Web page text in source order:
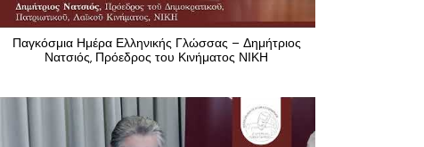
Παγκόσμια Ημέρα Ελληνικής Γλώσσας – Δημήτριος
Νατσιός, Πρόεδρος του Κινήματος ΝΙΚΗ